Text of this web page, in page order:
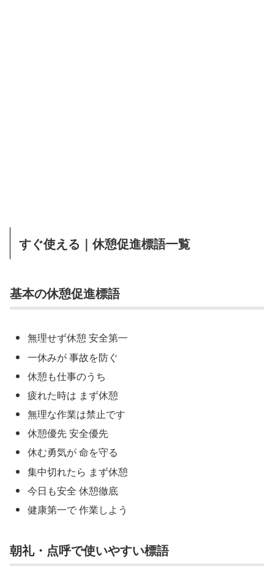
すぐ使える｜休憩促進標語一覧
基本の休憩促進標語
無理せず休憩 安全第一
一休みが 事故を防ぐ
休憩も仕事のうち
疲れた時は まず休憩
無理な作業は禁止です
休憩優先 安全優先
休む勇気が 命を守る
集中切れたら まず休憩
今日も安全 休憩徹底
健康第一で 作業しよう
朝礼・点呼で使いやすい標語